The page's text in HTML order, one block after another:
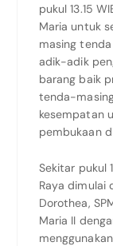
pukul 13.15
Maria untuk
masing
adik-adik
barang baik
tenda-
kesempatan
pembukaan
Sekitar pukul
Raya dimulai
Dorothea,
Maria II